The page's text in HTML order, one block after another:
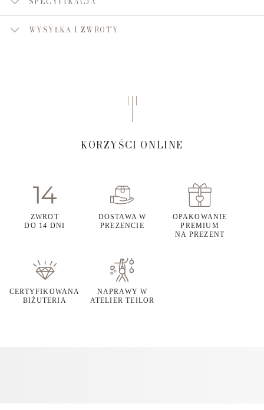
WYSYŁKA I ZWROTY
KORZYŚCI ONLINE
ZWROT
DO 14 DNI
DOSTAWA W
PREZENCIE
OPAKOWANIE
PREMIUM
NA PREZENT
CERTYFIKOWANA
BIŻUTERIA
NAPRAWY W
ATELIER TEILOR